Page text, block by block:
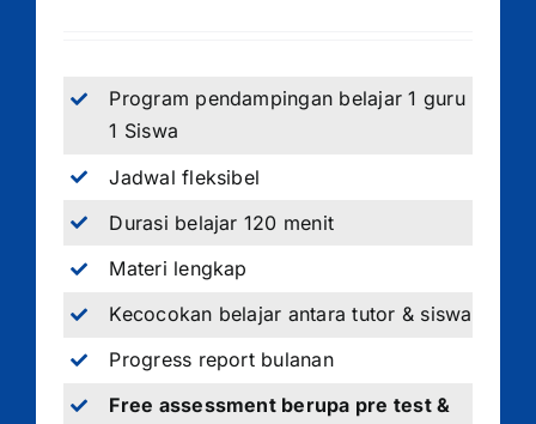
Program pendampingan belajar 1 guru
1 Siswa
Jadwal fleksibel
Durasi belajar 120 menit
Materi lengkap
Kecocokan belajar antara tutor & siswa
Progress report bulanan
Free assessment berupa pre test &